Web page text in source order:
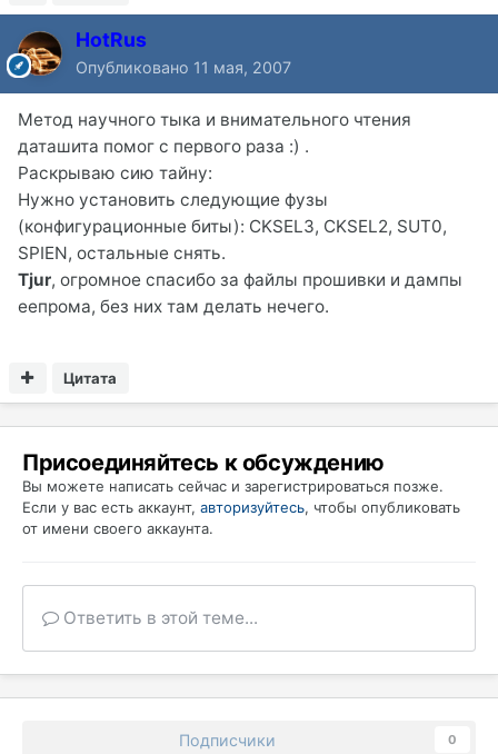
HotRus
Опубликовано 11 мая, 2007
Метод научного тыка и внимательного чтения
даташита помог с первого раза :) .
Раскрываю сию тайну:
Нужно установить следующие фузы
(конфигурационные биты): CKSEL3, CKSEL2, SUT0,
SPIEN, остальные снять.
Tjur, огромное спасибо за файлы прошивки и дампы
еепрома, без них там делать нечего.
Цитата
Присоединяйтесь к обсуждению
Вы можете написать сейчас и зарегистрироваться позже.
Если у вас есть аккаунт, авторизуйтесь, чтобы опубликовать
от имени своего аккаунта.
Ответить в этой теме...
Подписчики 0